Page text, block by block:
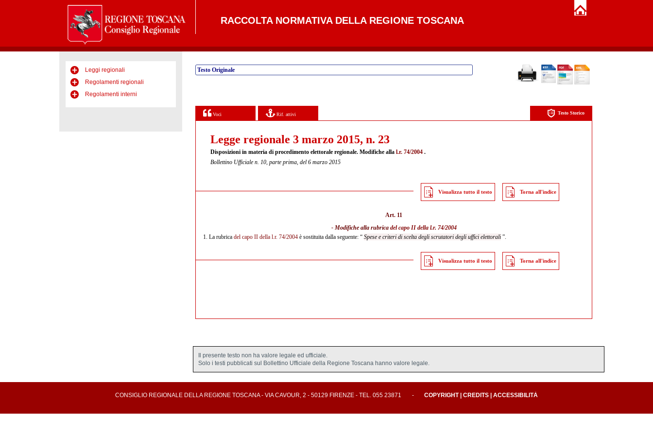
RACCOLTA NORMATIVA DELLA REGIONE TOSCANA
Leggi regionali
Regolamenti regionali
Regolamenti interni
Testo Originale
Voci Rif. attivi Testo Storico
Legge regionale 3 marzo 2015, n. 23
Disposizioni in materia di procedimento elettorale regionale. Modifiche alla l.r. 74/2004 .
Bollettino Ufficiale n. 10, parte prima, del 6 marzo 2015
Visualizza tutto il testo Torna all'indice
Art. 11
- Modifiche alla rubrica del capo II della l.r. 74/2004
1. La rubrica del capo II della l.r. 74/2004 è sostituita dalla seguente: “ Spese e criteri di scelta degli scrutatori degli uffici elettorali ”.
Visualizza tutto il testo Torna all'indice
Il presente testo non ha valore legale ed ufficiale.
Solo i testi pubblicati sul Bollettino Ufficiale della Regione Toscana hanno valore legale.
CONSIGLIO REGIONALE DELLA REGIONE TOSCANA - VIA CAVOUR, 2 - 50129 FIRENZE - TEL. 055 23871 - COPYRIGHT|CREDITS |ACCESSIBILITÀ